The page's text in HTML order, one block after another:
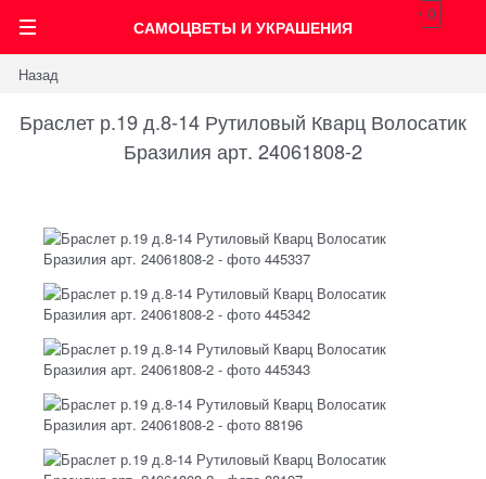
САМОЦВЕТЫ И УКРАШЕНИЯ
0
Назад
Браслет р.19 д.8-14 Рутиловый Кварц Волосатик
Бразилия арт. 24061808-2